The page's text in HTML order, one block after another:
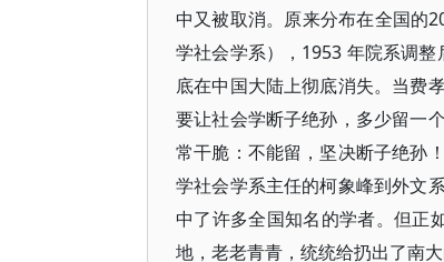
中又被取消。原来分布在全国的
学社会学系），1953 年院系调
底在中国大陆上彻底消失。当费
要让社会学断子绝孙，多少留一
常干脆：不能留，坚决断子绝孙
学社会学系主任的柯象峰到外文
中了许多全国知名的学者。但正
地，老老青青，统统给扔出了南